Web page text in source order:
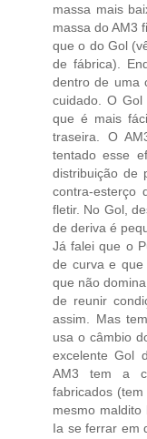
massa mais
massa do AM3
que o do Gol
de fábrica).
dentro de uma
cuidado. O
que é mais
traseira. O
tentado esse
distribuição de
contra-esterço
fletir. No Gol,
de deriva é
Já falei que o
de curva e que
que não
de reunir
assim. Mas
usa o câmbio
excelente Gol
AM3 tem a
fabricados
mesmo
Ia se ferrar em